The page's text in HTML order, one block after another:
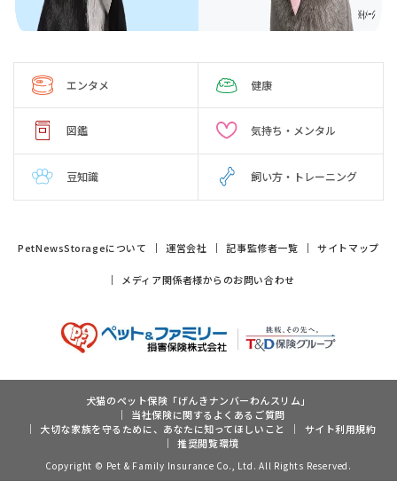
エンタメ 健康
図鑑 気持ち・メンタル
豆知識 飼い方・トレーニング
PetNewsStorageについて 運営会社 記事監修者一覧 サイトマップ
メディア関係者様からのお問い合わせ
犬猫のペット保険「げんきナンバーわんスリム」
当社保険に関するよくあるご質問
大切な家族を守るために、あなたに知ってほしいこと
サイト利用規約
推奨閲覧環境
Copyright © Pet & Family Insurance Co., Ltd. All Rights Reserved.